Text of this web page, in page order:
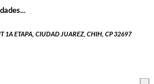
1A ETAPA, CIUDAD JUAREZ, CHIH, CP 32697